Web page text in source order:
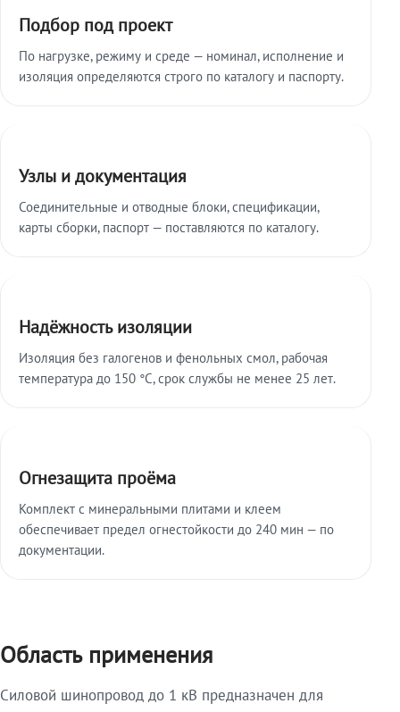
Подбор под проект
По нагрузке, режиму и среде — номинал, исполнение и
изоляция определяются строго по каталогу и паспорту.
Узлы и документация
Соединительные и отводные блоки, спецификации,
карты сборки, паспорт — поставляются по каталогу.
Надёжность изоляции
Изоляция без галогенов и фенольных смол, рабочая
температура до 150 °C, срок службы не менее 25 лет.
Огнезащита проёма
Комплект с минеральными плитами и клеем
обеспечивает предел огнестойкости до 240 мин — по
документации.
Область применения
Силовой шинопровод до 1 кВ предназначен для